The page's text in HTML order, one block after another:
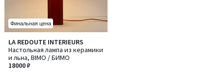
Финальная цена
LA REDOUTE INTERIEURS
Настольная лампа из керамики
и льна, BIMO / БИМО
18000 ₽